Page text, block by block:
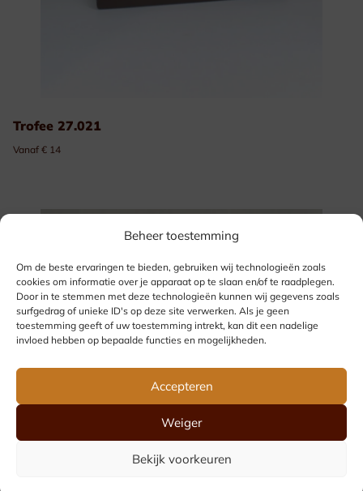
Beheer toestemming
Om de beste ervaringen te bieden, gebruiken wij technologieën zoals
cookies om informatie over je apparaat op te slaan en/of te raadplegen.
Door in te stemmen met deze technologieën kunnen wij gegevens zoals
surfgedrag of unieke ID's op deze site verwerken. Als je geen
toestemming geeft of uw toestemming intrekt, kan dit een nadelige
invloed hebben op bepaalde functies en mogelijkheden.
Accepteren
Weiger
Bekijk voorkeuren
Trofee 27.021
Vanaf € 14